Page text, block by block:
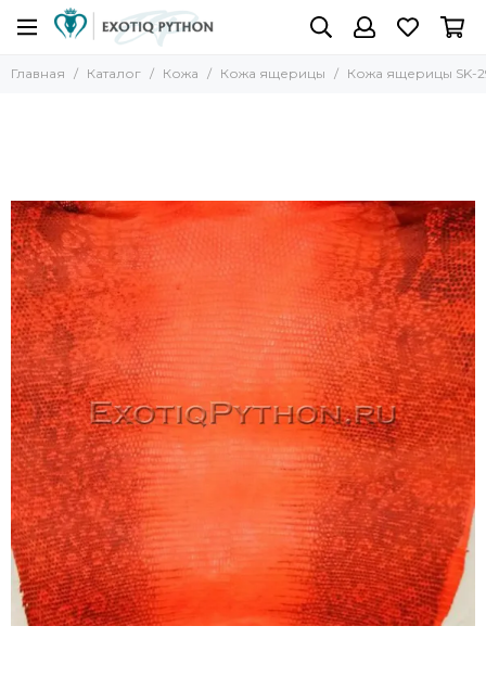
Главная Каталог Кожа Кожа ящерицы Кожа ящерицы SK-